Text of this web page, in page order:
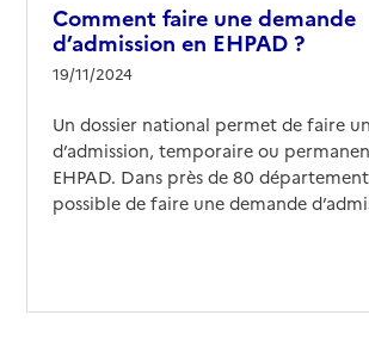
Comment faire une demande
d’admission en EHPAD ?
19/11/2024
Un dossier national permet de faire
d’admission, temporaire ou
EHPAD. Dans près de 80
possible de faire une demande